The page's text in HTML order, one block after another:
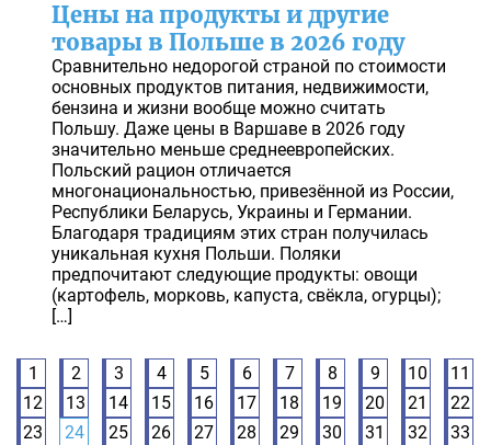
Цены на продукты и другие
товары в Польше в 2026 году
Сравнительно недорогой страной по стоимости
основных продуктов питания, недвижимости,
бензина и жизни вообще можно считать
Польшу. Даже цены в Варшаве в 2026 году
значительно меньше среднеевропейских.
Польский рацион отличается
многонациональностью, привезённой из России,
Республики Беларусь, Украины и Германии.
Благодаря традициям этих стран получилась
уникальная кухня Польши. Поляки
предпочитают следующие продукты: овощи
(картофель, морковь, капуста, свёкла, огурцы);
[…]
1 2 3 4 5 6 7 8 9 10
11
12
13 14 15 16 17 18 19 20 21
22
23
24 25 26 27 28 29 30 31 32
33